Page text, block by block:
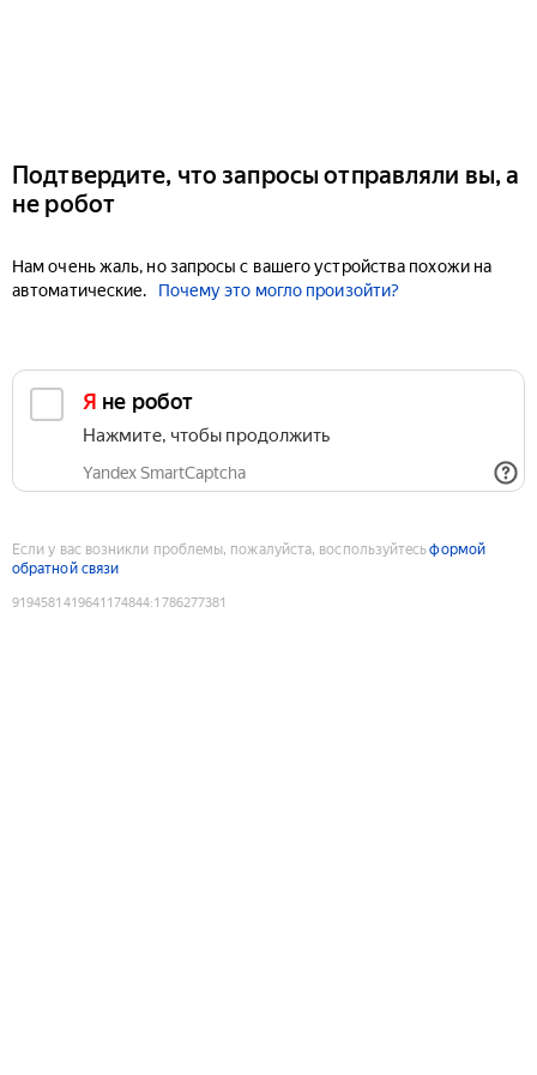
Подтвердите, что запросы отправляли вы, а
не робот
Нам очень жаль, но запросы с вашего устройства похожи на
автоматические.
Почему это могло произойти?
Я не робот
Нажмите, чтобы продолжить
Yandex SmartCaptcha
Если у вас возникли проблемы, пожалуйста, воспользуйтесьформой
обратной связи
9194581419641174844:1786277381